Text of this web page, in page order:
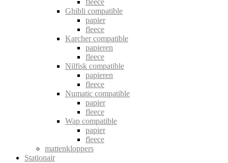
fleece
Ghibli compatible
papier
fleece
Karcher compatible
papieren
fleece
Nilfisk compatible
papieren
fleece
Numatic compatible
papier
fleece
Wap compatible
papier
fleece
mattenkloppers
Stationair